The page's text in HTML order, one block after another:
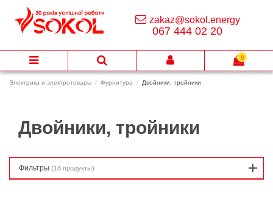
Электрика и электротовары Фурнитура Двойники, тройники
Двойники, тройники
Фильтры (18 продукты)
zakaz@sokol.energy
067 444 02 20
0